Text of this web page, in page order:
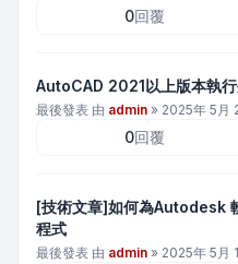
0回覆
AutoCAD 2021以上版本執
最後發表 由 admin » 2025年 5月
0回覆
[技術文章]如何為Autodesk
程式
最後發表 由 admin » 2025年 5月